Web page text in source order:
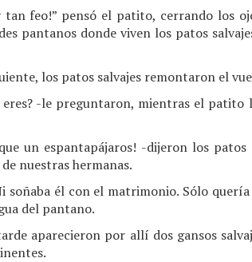
tan feo!” pensó el patito, cerrando los
pantanos donde viven los patos
los patos salvajes remontaron el
-le preguntaron, mientras el patito
un espantapájaros! -dijeron los
nuestras hermanas.
soñaba él con el matrimonio. Sólo
del pantano.
aparecieron por allí dos gansos